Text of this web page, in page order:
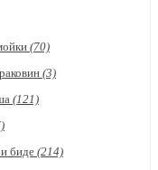
(70)
(3)
(121)
биде (214)